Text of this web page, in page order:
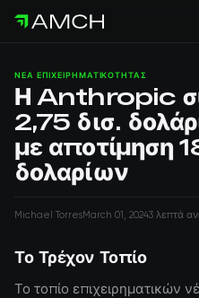
ΝΈΑ ΕΠΙΧΕΙΡΗΜΑΤΙΚΌΤΗΤΑΣ
Η Anthropic
2,75 δισ.
με αποτίμηση
δολαρίων
Michael TorresMarch 01, 20243 λεπτά
Το Τρέχον Τοπίο
Το τοπίο επιχειρηματικών